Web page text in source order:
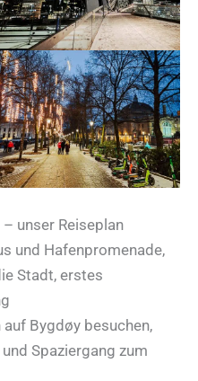
unser Reiseplan
und Hafenpromenade,
Stadt, erstes
Bygdøy besuchen,
Spaziergang zum